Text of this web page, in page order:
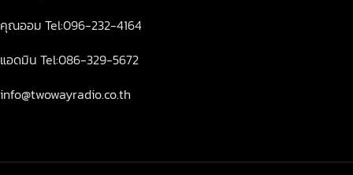
คุณออม Tel:096-232-4164
แอดมิน Tel:086-329-5672
info@twowayradio.co.th